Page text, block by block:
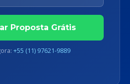
Proposta Grátis
+55 (11) 97621-9889